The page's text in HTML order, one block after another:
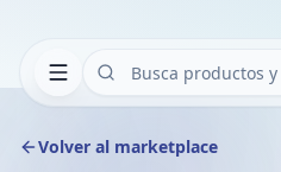
Volver al marketplace